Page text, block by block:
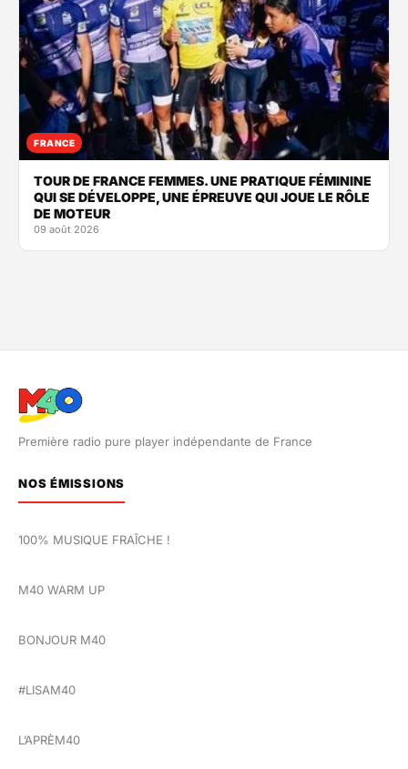
FRANCE
TOUR DE FRANCE FEMMES. UNE PRATIQUE FÉMININE
QUI SE DÉVELOPPE, UNE ÉPREUVE QUI JOUE LE RÔLE
DE MOTEUR
09 août 2026
Première radio pure player indépendante de France
NOS ÉMISSIONS
100% MUSIQUE FRAÎCHE !
M40 WARM UP
BONJOUR M40
#LISAM40
L’APRÈM40